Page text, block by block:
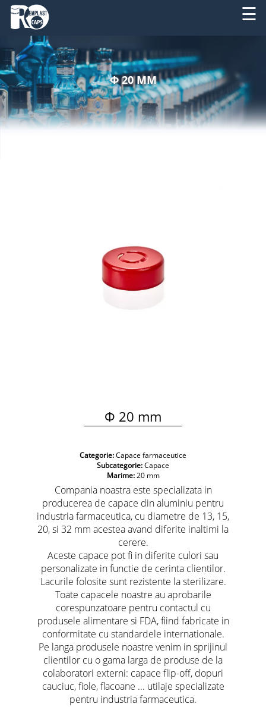
☰
RO
EN
DESPRE
NOI
PRODUSE
SERVICII
Φ 20 MM
Φ 20 mm
Categorie:Capace farmaceutice
Subcategorie:Capace
Marime:20 mm
Compania noastra este specializata in
producerea de capace din aluminiu pentru
industria farmaceutica, cu diametre de 13, 15,
20, si 32 mm acestea avand diferite inaltimi la
cerere.
Aceste capace pot fi in diferite culori sau
personalizate in functie de cerinta clientilor.
Lacurile folosite sunt rezistente la sterilizare.
Toate capacele noastre au aprobarile
corespunzatoare pentru contactul cu
produsele alimentare si FDA, fiind fabricate in
conformitate cu standardele internationale.
Pe langa produsele noastre venim in sprijinul
clientilor cu o gama larga de produse de la
colaboratori externi: capace flip-off, dopuri
cauciuc, fiole, flacoane ... utilaje specializate
pentru industria farmaceutica.